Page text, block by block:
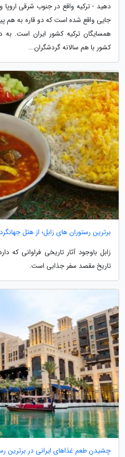
دهید - ترکیه واقع در جنوب شرقی
جایی واقع شده است که دو قاره به هم
همسایگان ترکیه کشور ایران است. به
کشور با هم سالانه گردشگران...
برترین رستوران های زابل؛ از هتل
زابل باوجود آثار تاریخی فراوانی که
تاریخ مقصد سفر جذابی است.
چشیدن طعم غذاهای ایرانی در برترین